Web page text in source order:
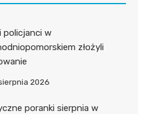
policjanci w
złożyli
2026
poranki sierpnia w